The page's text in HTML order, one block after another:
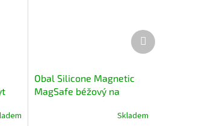
Obal Silicone Magnetic
MagSafe béžový na
Skladem
Další
produkt